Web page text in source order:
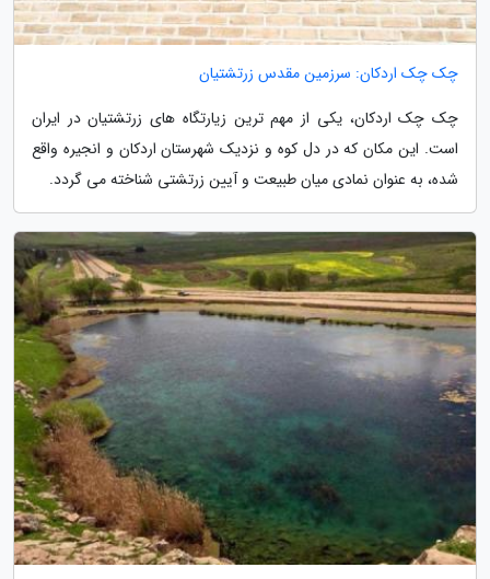
چک چک اردکان: سرزمین مقدس زرتشتیان
چک چک اردکان، یکی از مهم ترین زیارتگاه های زرتشتیان در ایران
است. این مکان که در دل کوه و نزدیک شهرستان اردکان و انجیره واقع
شده، به عنوان نمادی میان طبیعت و آیین زرتشتی شناخته می گردد.